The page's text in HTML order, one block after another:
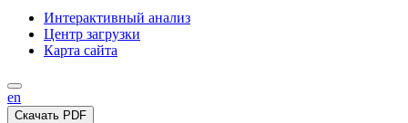
Интерактивный анализ
Центр загрузки
Карта сайта
en
Скачать PDF